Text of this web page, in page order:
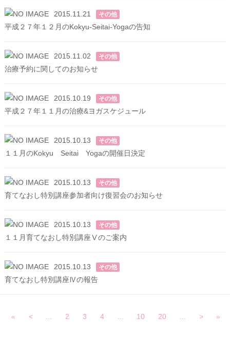
2015.11.21 その他
平成２７年１２月のKokyu-Seitai-Yogaの告知
2015.11.02 その他
治療予約に関してのお知らせ
2015.10.19 その他
平成２７年１１月の治療&ヨガスケジュール
2015.10.13 その他
１１月のKokyu Seitai Yogaの開催日決定
2015.10.13 その他
育てなおし特別講座参加者向け復習会のお知らせ
2015.10.13 その他
１１月育てなおし特別講座Ⅴのご案内
2015.10.13 その他
育てなおし特別講座Ⅳの報告
« < 2 3 4 10 20 > »